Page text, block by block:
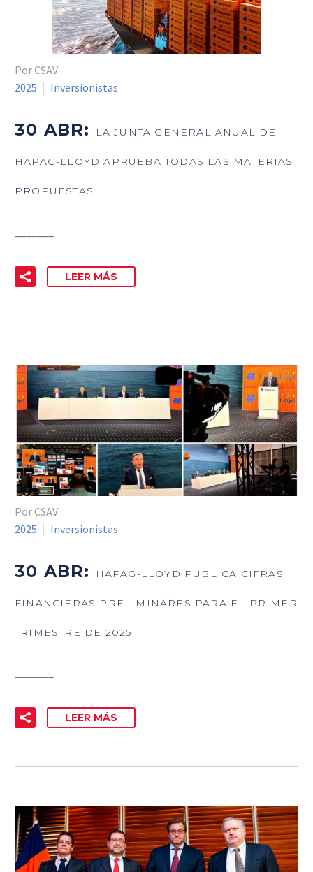
Por CSAV
2025
Inversionistas
30 ABR: LA JUNTA GENERAL ANUAL DE
HAPAG-LLOYD APRUEBA TODAS LAS MATERIAS
PROPUESTAS
LEER MÁS
Por CSAV
2025
Inversionistas
30 ABR: HAPAG-LLOYD PUBLICA CIFRAS
FINANCIERAS PRELIMINARES PARA EL PRIMER
TRIMESTRE DE 2025
LEER MÁS